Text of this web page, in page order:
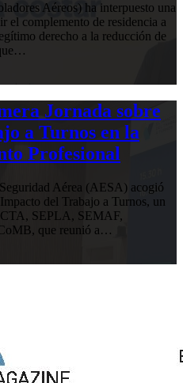
Aéreos) ha interpuesto una
el complemento de residencia a
derecho a la reducción de
Jornada sobre
a Turnos en la
Profesional
Aérea (AESA) acogió
del Trabajo a Turnos, un
SEPLA, SEMAF,
que reunió a…